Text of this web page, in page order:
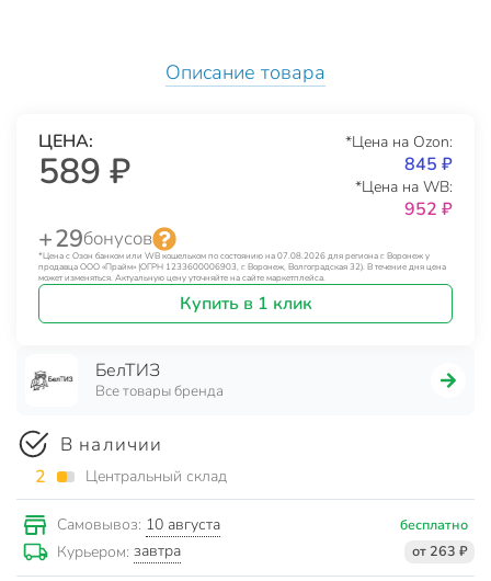
Описание товара
ЦЕНА:
589 ₽
*Цена на Ozon:
845 ₽
*Цена на WB:
952 ₽
+ 29бонусов
*Цена с Озон банком или WB кошельком по состоянию на 07.08.2026 для региона г. Воронеж у
продавца ООО «Прайм» (ОГРН 1233600006903, г. Воронеж, Волгоградская 32). В течение дня цена
может изменяться. Актуальную цену уточняйте на сайте маркетплейса.
Купить в 1 клик
БелТИЗ
Все товары бренда
В наличии
2 Центральный склад
Самовывоз: 10 августа бесплатно
Курьером: завтра от 263 ₽